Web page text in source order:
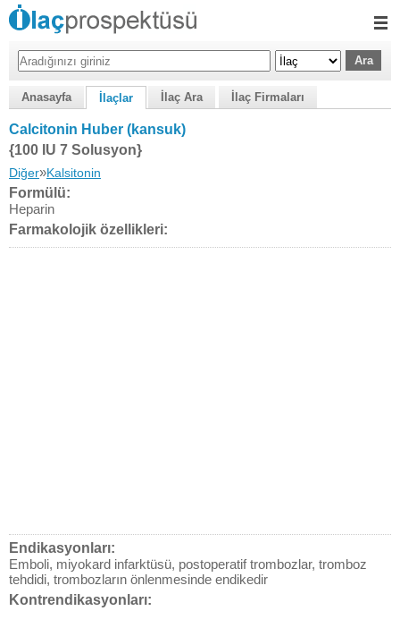
Anasayfa İlaçlar İlaç Ara İlaç Firmaları
Calcitonin Huber (kansuk)
{100 IU 7 Solusyon}
Diğer»Kalsitonin
Formülü:
Heparin
Farmakolojik özellikleri:
Endikasyonları:
Emboli, miyokard infarktüsü, postoperatif trombozlar, tromboz
tehdidi, trombozların önlenmesinde endikedir
Kontrendikasyonları: